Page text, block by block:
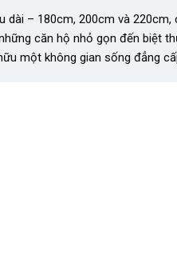
– 180cm, 200cm và
căn hộ nhỏ gọn đến biệt
một không gian sống đẳng